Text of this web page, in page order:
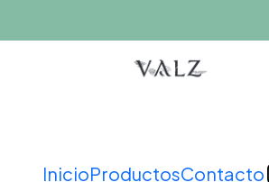
InicioProductosContacto